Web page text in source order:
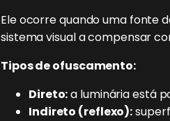
Ele ocorre quando uma fonte
sistema visual a compensar
Tipos de ofuscamento:
Direto:a luminária está
Indireto (reflexo):